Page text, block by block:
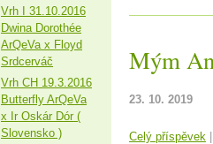
Mým
23. 10. 2019
Celý příspěvek
Vrh I 31.10.2016
Dwina Dorothée
ArQeVa x Floyd
Srdcerváč
Vrh CH 19.3.2016
Butterfly ArQeVa
x Ir Oskár Dór (
Slovensko )